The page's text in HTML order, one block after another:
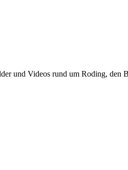
und Videos rund um Roding, den